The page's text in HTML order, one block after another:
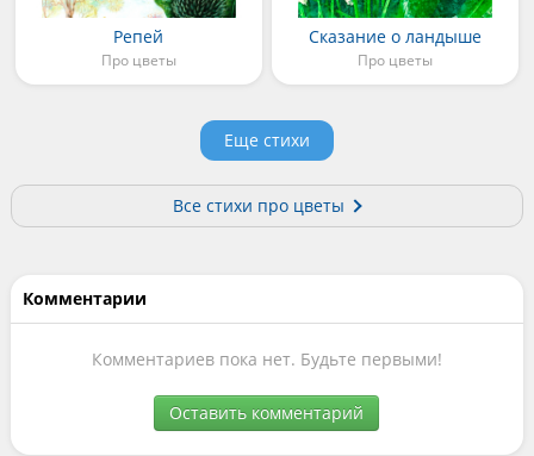
Репей
Про цветы
Сказание о ландыше
Про цветы
Еще стихи
Все стихи про цветы
Комментарии
Комментариев пока нет. Будьте первыми!
Оставить комментарий